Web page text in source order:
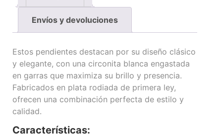
Envíos y devoluciones
Estos pendientes destacan por su diseño clásico
y elegante, con una circonita blanca engastada
en garras que maximiza su brillo y presencia.
Fabricados en plata rodiada de primera ley,
ofrecen una combinación perfecta de estilo y
calidad.
Características: